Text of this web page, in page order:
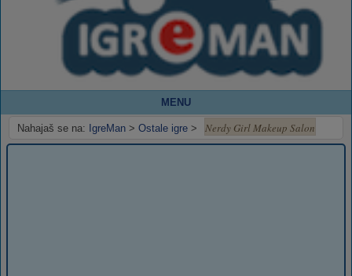
MENU
Nahajaš se na: IgreMan > Ostale igre > Nerdy Girl Makeup Salon